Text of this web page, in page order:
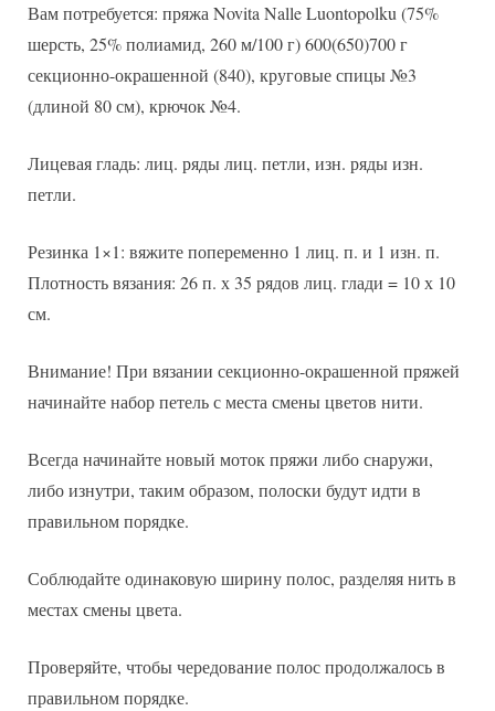
Вам потребуется: пряжа Novita Nalle Luontopolku (75%
шерсть, 25% полиамид, 260 м/100 г) 600(650)700 г
секционно-окрашенной (840), круговые спицы №3
(длиной 80 см), крючок №4.
Лицевая гладь: лиц. ряды лиц. петли, изн. ряды изн.
петли.
Резинка 1×1: вяжите попеременно 1 лиц. п. и 1 изн. п.
Плотность вязания: 26 п. х 35 рядов лиц. глади = 10 х 10
см.
Внимание! При вязании секционно-окрашенной пряжей
начинайте набор петель с места смены цветов нити.
Всегда начинайте новый моток пряжи либо снаружи,
либо изнутри, таким образом, полоски будут идти в
правильном порядке.
Соблюдайте одинаковую ширину полос, разделяя нить в
местах смены цвета.
Проверяйте, чтобы чередование полос продолжалось в
правильном порядке.